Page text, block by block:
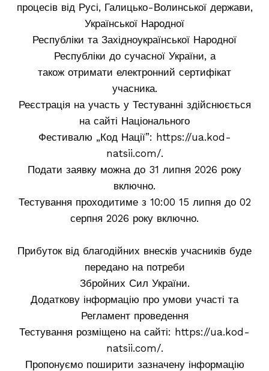
процесів від Русі, Галицько-Волинської держави,
Української Народної
Республіки та Західноукраїнської Народної
Республіки до сучасної України, а
також отримати електронний сертифікат
учасника.
Реєстрація на участь у Тестуванні здійснюється
на сайті Національного
Фестивалю „Код Нації”: https://ua.kod-
natsii.com/.
Подати заявку можна до 31 липня 2026 року
включно.
Тестування проходитиме з 10:00 15 липня до 02
серпня 2026 року включно.
Прибуток від благодійних внесків учасників буде
передано на потреби
Збройних Сил України.
Додаткову інформацію про умови участі та
Регламент проведення
Тестування розміщено на сайті: https://ua.kod-
natsii.com/.
Пропонуємо поширити зазначену інформацію